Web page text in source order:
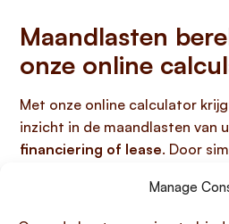
Manage
Maandlasten
onze online
Met onze online calculator
inzicht in de maandlasten van
financiering of lease. Door
aanbetaling of slottermijn in te